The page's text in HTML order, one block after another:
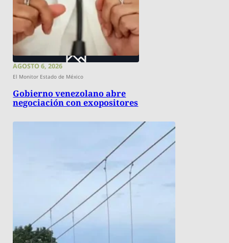
AGOSTO 6, 2026
El Monitor Estado de México
Gobierno venezolano abre
negociación con exopositores